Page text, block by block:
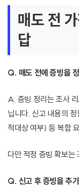
매도 전
답
Q. 매도 전에 증빙을
A. 증빙 정리는 조사
닙니다. 신고 내용의
적대상 여부) 등 복합
다만 적정 증빙 확보는
Q. 신고 후 증빙을 추